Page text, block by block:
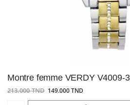
Montre femme VERDY V4009-3
213.000 TND 149.000 TND